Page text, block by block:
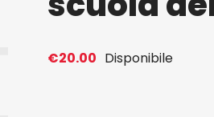
€20.00 Disponibile